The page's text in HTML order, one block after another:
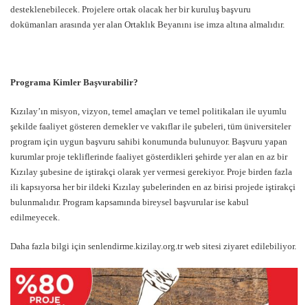
desteklenebilecek. Projelere ortak olacak her bir kuruluş başvuru
dokümanları arasında yer alan Ortaklık Beyanını ise imza altına almalıdır.
Programa Kimler Başvurabilir?
Kızılay’ın misyon, vizyon, temel amaçları ve temel politikaları ile uyumlu
şekilde faaliyet gösteren dernekler ve vakıflar ile şubeleri, tüm üniversiteler
program için uygun başvuru sahibi konumunda bulunuyor. Başvuru yapan
kurumlar proje tekliflerinde faaliyet gösterdikleri şehirde yer alan en az bir
Kızılay şubesine de iştirakçi olarak yer vermesi gerekiyor. Proje birden fazla
ili kapsıyorsa her bir ildeki Kızılay şubelerinden en az birisi projede iştirakçi
bulunmalıdır. Program kapsamında bireysel başvurular ise kabul
edilmeyecek.
Daha fazla bilgi için senlendirme.kizilay.org.trweb sitesi ziyaret edilebiliyor.